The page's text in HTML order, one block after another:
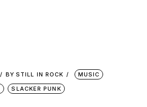
BY STILL IN ROCK
MUSIC
SLACKER PUNK